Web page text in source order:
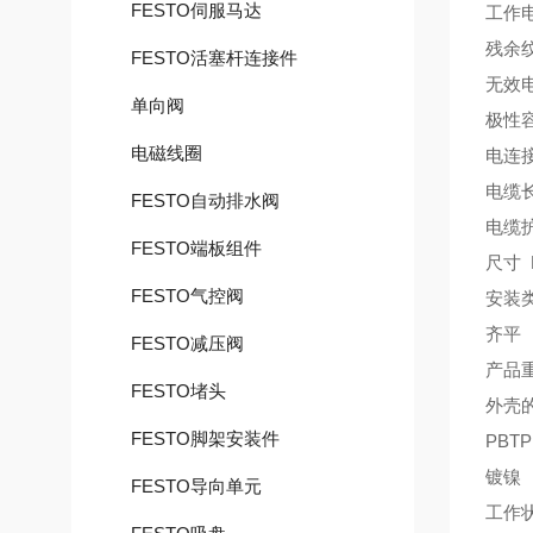
FESTO伺服马达
FESTO活塞杆连接件
单向阀
电磁线圈
FESTO自动排水阀
FESTO端板组件
FESTO气控阀
FESTO减压阀
FESTO堵头
FESTO脚架安装件
FESTO导向单元
工作
残余
无效
极性
电连
电缆
电缆
尺寸
安装
齐平
产品
外壳
PBTP
镀镍
工作